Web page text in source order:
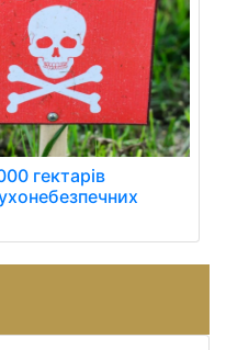
гектарів